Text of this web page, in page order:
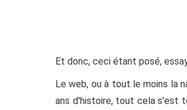
Et donc, ceci étant posé,
Le web, ou à tout le moins la
ans d'histoire, tout cela s'est